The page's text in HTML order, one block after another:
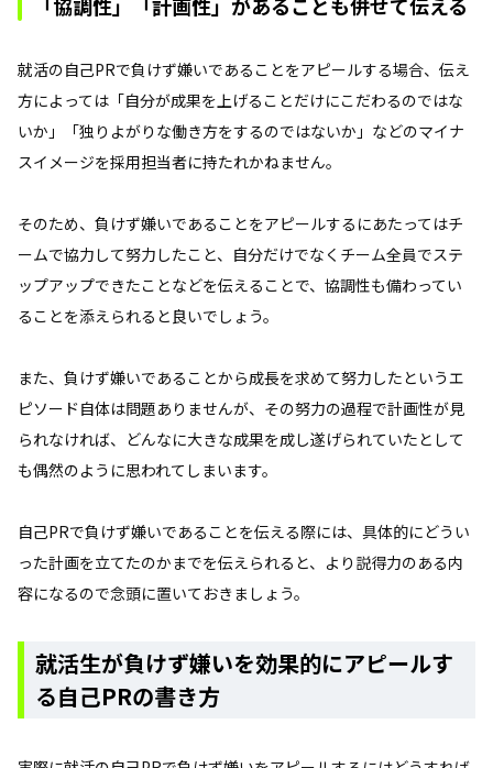
就活の自己PRで負けず嫌いであることをアピールする場合、伝え
方によっては「自分が成果を上げることだけにこだわるのではな
いか」「独りよがりな働き方をするのではないか」などのマイナ
スイメージを採用担当者に持たれかねません。
そのため、負けず嫌いであることをアピールするにあたってはチ
ームで協力して努力したこと、自分だけでなくチーム全員でステ
ップアップできたことなどを伝えることで、協調性も備わってい
ることを添えられると良いでしょう。
また、負けず嫌いであることから成長を求めて努力したというエ
ピソード自体は問題ありませんが、その努力の過程で計画性が見
られなければ、どんなに大きな成果を成し遂げられていたとして
も偶然のように思われてしまいます。
自己PRで負けず嫌いであることを伝える際には、具体的にどうい
った計画を立てたのかまでを伝えられると、より説得力のある内
容になるので念頭に置いておきましょう。
就活生が負けず嫌いを効果的にアピールす
る自己PRの書き方